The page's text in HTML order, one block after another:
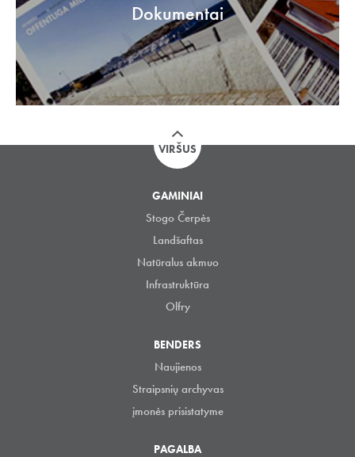
Dokumentai
VIRŠUS
GAMINIAI
Stogo Čerpės
Landšaftas
Natūralus akmuo
Infrastruktūra
Olfry
BENDERS
Naujienos
Straipsnių archyvas
įmonės prisistatyme
PAGALBA